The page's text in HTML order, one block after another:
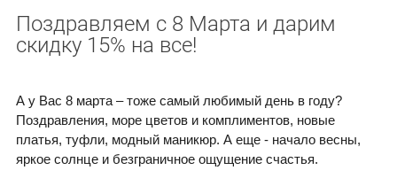
Поздравляем с 8 Марта и дарим
скидку 15% на все!
А у Вас 8 марта – тоже самый любимый день в году?
Поздравления, море цветов и комплиментов, новые
платья, туфли, модный маникюр. А еще - начало весны,
яркое солнце и безграничное ощущение счастья.